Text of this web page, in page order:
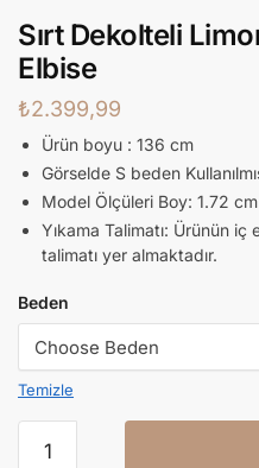
Sırt Dekolteli
Elbise
₺2.399,99
Ürün boyu : 136 cm
Görselde S beden
Model Ölçüleri Boy: 1.72
Yıkama Talimatı: Ürünün
talimatı yer almaktadır.
Beden
Temizle